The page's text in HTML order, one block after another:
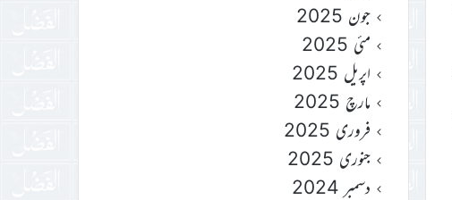
جون 2025
مئی 2025
اپریل 2025
مارچ 2025
فروری 2025
جنوری 2025
دسمبر 2024